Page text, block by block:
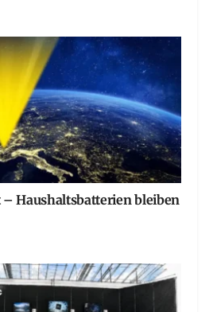
– Haushaltsbatterien bleiben